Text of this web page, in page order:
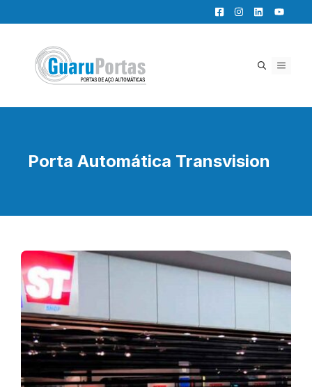
para
conteúdo
MENU
Porta Automática Transvision